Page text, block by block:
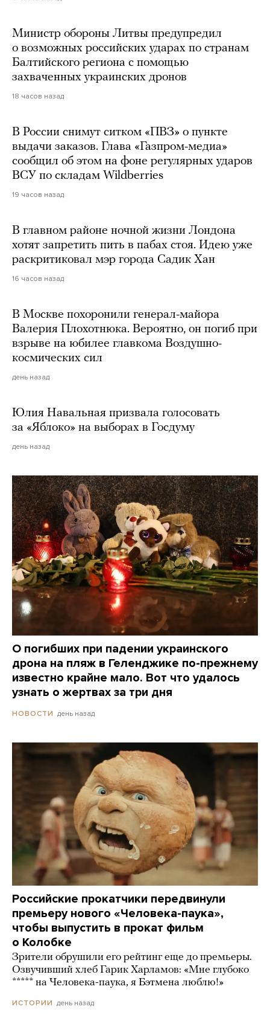
Министр обороны Литвы предупредил
о возможных российских ударах по странам
Балтийского региона с помощью
захваченных украинских дронов
18 часов назад
В России снимут ситком «ПВЗ» о пункте
выдачи заказов. Глава «Газпром-медиа»
сообщил об этом на фоне регулярных ударов
ВСУ по складам Wildberries
19 часов назад
В главном районе ночной жизни Лондона
хотят запретить пить в пабах стоя. Идею уже
раскритиковал мэр города Садик Хан
16 часов назад
В Москве похоронили генерал-майора
Валерия Плохотнюка. Вероятно, он погиб при
взрыве на юбилее главкома Воздушно-
космических сил
день назад
Юлия Навальная призвала голосовать
за «Яблоко» на выборах в Госдуму
день назад
О погибших при падении украинского
дрона на пляж в Геленджике по-прежнему
известно крайне мало. Вот что удалось
узнать о жертвах за три дня
НОВОСТИ день назад
Российские прокатчики передвинули
премьеру нового «Человека-паука»,
чтобы выпустить в прокат фильм
о Колобке
Зрители обрушили его рейтинг еще до премьеры.
Озвучивший хлеб Гарик Харламов: «Мне глубоко
***** на Человека-паука, я Бэтмена люблю!»
ИСТОРИИ день назад